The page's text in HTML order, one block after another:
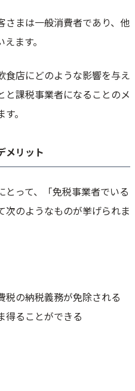
さまは一般消費者であり、他
ます。
食店にどのような影響を与え
と課税事業者になることのメ
。
メリット
って、「免税事業者でいる
次のようなものが挙げられま
税の納税義務が免除される
得ることができる